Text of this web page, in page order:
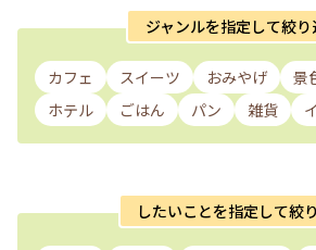
ジャンルを指定して絞り
カフェ スイーツ おみやげ 景
ホテル
ごはん パン 雑貨
したいことを指定して絞